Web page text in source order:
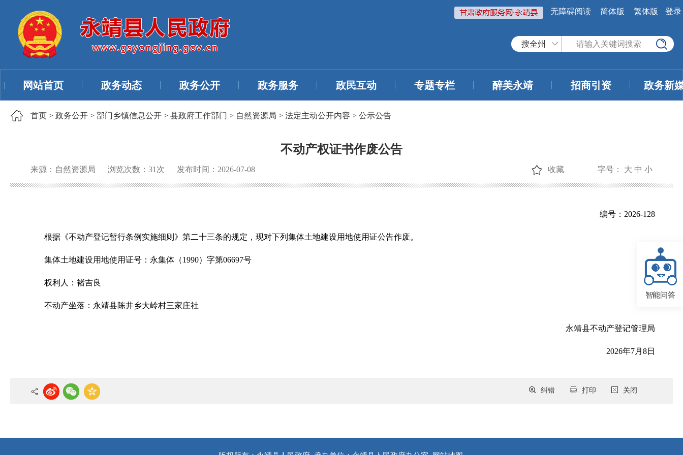
无障碍阅读 简体版 繁体版 登录
搜全州
网站首页 政务动态 政务公开 政务服务 政民互动 专题专栏 醉美永靖 招商引资 政务新
首页 > 政务公开 > 部门乡镇信息公开 > 县政府工作部门 > 自然资源局 > 法定主动公开内容 > 公示公告
不动产权证书作废公告
来源：自然资源局 浏览次数： 31 次 发布时间：2026-07-08 字号： 大 中 小
收藏
编号：2026-128
根据《不动产登记暂行条例实施细则》第二十三条的规定，现对下列集体土地建设用地使用证公告作废。
集体土地建设用地使用证号：永集体（1990）字第06697号
权利人：褚吉良
不动产坐落：永靖县陈井乡大岭村三家庄社
永靖县不动产登记管理局
2026年7月8日
关闭
打印
纠错
智能问答